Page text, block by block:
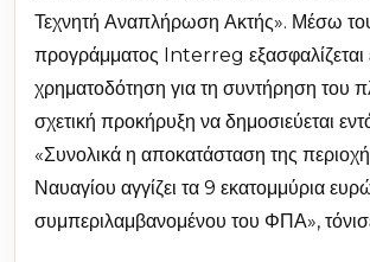
Τεχνητή Αναπλήρωση Ακτής». Μέσω
προγράμματος Interreg εξασφαλίζεται
χρηματοδότηση για τη συντήρηση του
σχετική προκήρυξη να δημοσιεύεται
«Συνολικά η αποκατάσταση της
Ναυαγίου αγγίζει τα 9 εκατομμύρια
συμπεριλαμβανομένου του ΦΠΑ»,